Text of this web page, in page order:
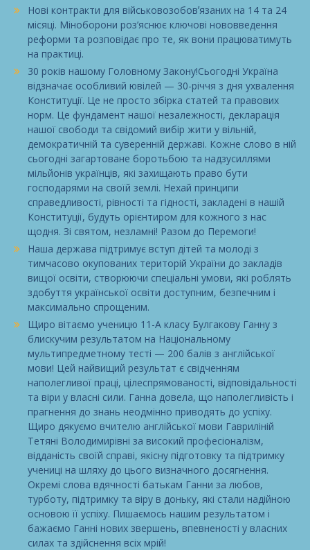
Нові контракти для військовозобовʼязаних на 14 та 24
місяці. Міноборони роз’яснює ключові нововведення
реформи та розповідає про те, як вони працюватимуть
на практиці.
30 років нашому Головному Закону!Сьогодні Україна
відзначає особливий ювілей — 30-річчя з дня ухвалення
Конституції. Це не просто збірка статей та правових
норм. Це фундамент нашої незалежності, декларація
нашої свободи та свідомий вибір жити у вільній,
демократичній та суверенній державі. Кожне слово в ній
сьогодні загартоване боротьбою та надзусиллями
мільйонів українців, які захищають право бути
господарями на своїй землі. Нехай принципи
справедливості, рівності та гідності, закладені в нашій
Конституції, будуть орієнтиром для кожного з нас
щодня. Зі святом, незламні! Разом до Перемоги!
Наша держава підтримує вступ дітей та молоді з
тимчасово окупованих територій України до закладів
вищої освіти, створюючи спеціальні умови, які роблять
здобуття української освіти доступним, безпечним і
максимально спрощеним.
Щиро вітаємо ученицю 11-А класу Булгакову Ганну з
блискучим результатом на Національному
мультипредметному тесті — 200 балів з англійської
мови! Цей найвищий результат є свідченням
наполегливої праці, цілеспрямованості, відповідальності
та віри у власні сили. Ганна довела, що наполегливість і
прагнення до знань неодмінно приводять до успіху.
Щиро дякуємо вчителю англійської мови Гавриліній
Тетяні Володимирівні за високий професіоналізм,
відданість своїй справі, якісну підготовку та підтримку
учениці на шляху до цього визначного досягнення.
Окремі слова вдячності батькам Ганни за любов,
турботу, підтримку та віру в доньку, які стали надійною
основою її успіху. Пишаємось нашим результатом і
бажаємо Ганні нових звершень, впевненості у власних
силах та здійснення всіх мрій!